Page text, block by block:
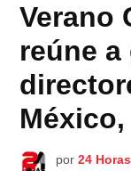
Verano
reúne
por 24 Horas